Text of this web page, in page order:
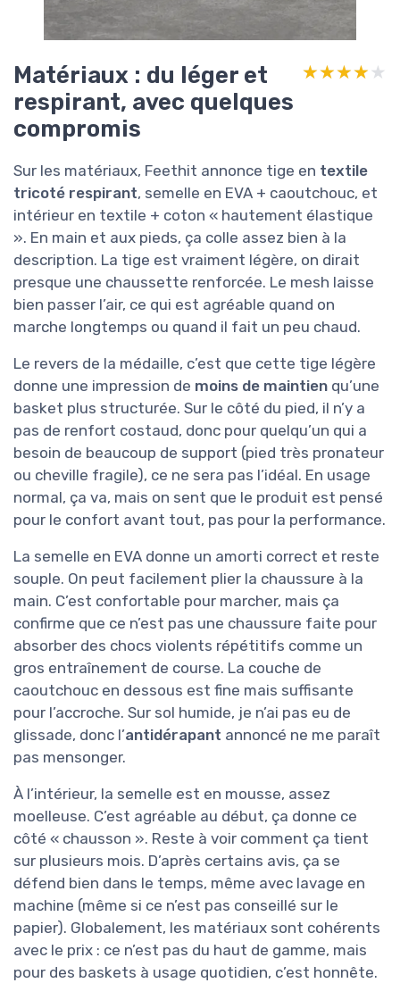
Matériaux : du léger et
respirant, avec quelques
compromis
★★★★★
★★★★★
Sur les matériaux, Feethit annonce tige en textile
tricoté respirant, semelle en EVA + caoutchouc, et
intérieur en textile + coton « hautement élastique
». En main et aux pieds, ça colle assez bien à la
description. La tige est vraiment légère, on dirait
presque une chaussette renforcée. Le mesh laisse
bien passer l’air, ce qui est agréable quand on
marche longtemps ou quand il fait un peu chaud.
Le revers de la médaille, c’est que cette tige légère
donne une impression de moins de maintien qu’une
basket plus structurée. Sur le côté du pied, il n’y a
pas de renfort costaud, donc pour quelqu’un qui a
besoin de beaucoup de support (pied très pronateur
ou cheville fragile), ce ne sera pas l’idéal. En usage
normal, ça va, mais on sent que le produit est pensé
pour le confort avant tout, pas pour la performance.
La semelle en EVA donne un amorti correct et reste
souple. On peut facilement plier la chaussure à la
main. C’est confortable pour marcher, mais ça
confirme que ce n’est pas une chaussure faite pour
absorber des chocs violents répétitifs comme un
gros entraînement de course. La couche de
caoutchouc en dessous est fine mais suffisante
pour l’accroche. Sur sol humide, je n’ai pas eu de
glissade, donc l’antidérapant annoncé ne me paraît
pas mensonger.
À l’intérieur, la semelle est en mousse, assez
moelleuse. C’est agréable au début, ça donne ce
côté « chausson ». Reste à voir comment ça tient
sur plusieurs mois. D’après certains avis, ça se
défend bien dans le temps, même avec lavage en
machine (même si ce n’est pas conseillé sur le
papier). Globalement, les matériaux sont cohérents
avec le prix : ce n’est pas du haut de gamme, mais
pour des baskets à usage quotidien, c’est honnête.